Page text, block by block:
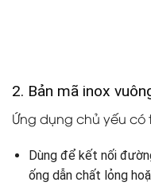
2. Bản mã inox
Ứng dụng chủ yếu có
Dùng để kết nối
ống dẫn chất lỏng